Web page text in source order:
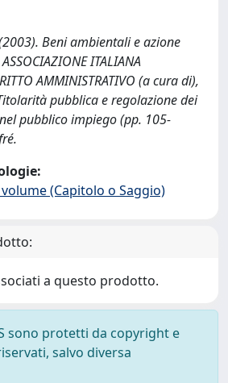
(2003). Beni ambientali e azione
ITALIANA
AMMINISTRATIVO (a cura di),
pubblica e regolazione dei
pubblico impiego (pp. 105-
(Capitolo o Saggio)
a questo prodotto.
sono protetti da copyright e
salvo diversa